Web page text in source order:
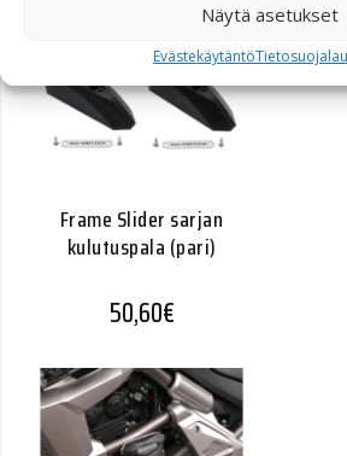
Näytä asetukset
Evästekäytäntö
Frame Slider sarjan
kulutuspala (pari)
50,60€